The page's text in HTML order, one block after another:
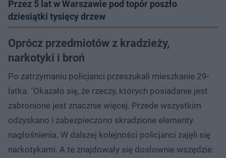
Przez 5 lat w Warszawie pod topór poszło
dziesiątki tysięcy drzew
Oprócz przedmiotów z kradzieży,
narkotyki i broń
Po zatrzymaniu policjanci przeszukali mieszkanie 29-
latka. "Okazało się, że rzeczy, których posiadanie jest
zabronione jest znacznie więcej. Przede wszystkim
odzyskano i zabezpieczono skradzione elementy
nagłośnienia. W dalszej kolejności policjanci zajęli się
narkotykami. A te znajdowały się dosłownie wszędzie: